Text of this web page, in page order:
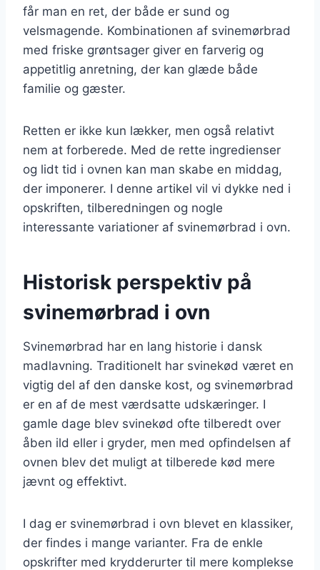
får man en ret, der både er sund og
velsmagende. Kombinationen af svinemørbrad
med friske grøntsager giver en farverig og
appetitlig anretning, der kan glæde både
familie og gæster.
Retten er ikke kun lækker, men også relativt
nem at forberede. Med de rette ingredienser
og lidt tid i ovnen kan man skabe en middag,
der imponerer. I denne artikel vil vi dykke ned i
opskriften, tilberedningen og nogle
interessante variationer af svinemørbrad i ovn.
Historisk perspektiv på
svinemørbrad i ovn
Svinemørbrad har en lang historie i dansk
madlavning. Traditionelt har svinekød været en
vigtig del af den danske kost, og svinemørbrad
er en af de mest værdsatte udskæringer. I
gamle dage blev svinekød ofte tilberedt over
åben ild eller i gryder, men med opfindelsen af
ovnen blev det muligt at tilberede kød mere
jævnt og effektivt.
I dag er svinemørbrad i ovn blevet en klassiker,
der findes i mange varianter. Fra de enkle
opskrifter med krydderurter til mere komplekse